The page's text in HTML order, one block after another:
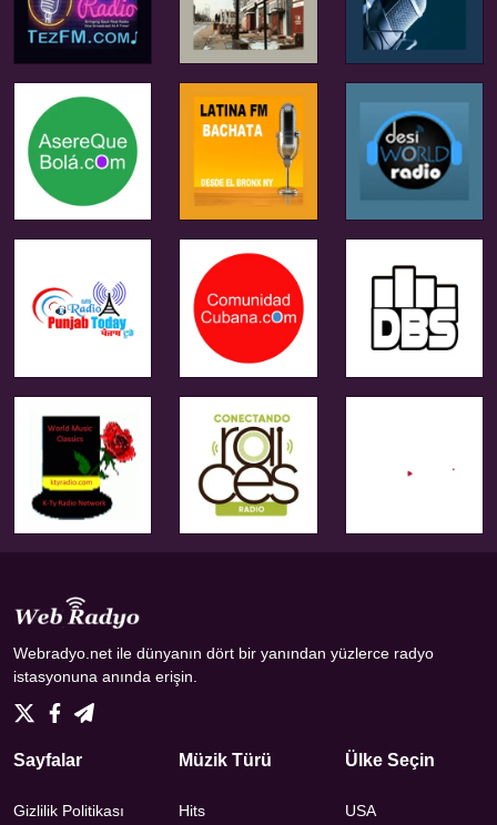
Webradyo.net ile dünyanın dört bir yanından yüzlerce radyo
istasyonuna anında erişin.
Sayfalar
Gizlilik Politikası
Müzik Türü
Hits
Ülke Seçin
USA